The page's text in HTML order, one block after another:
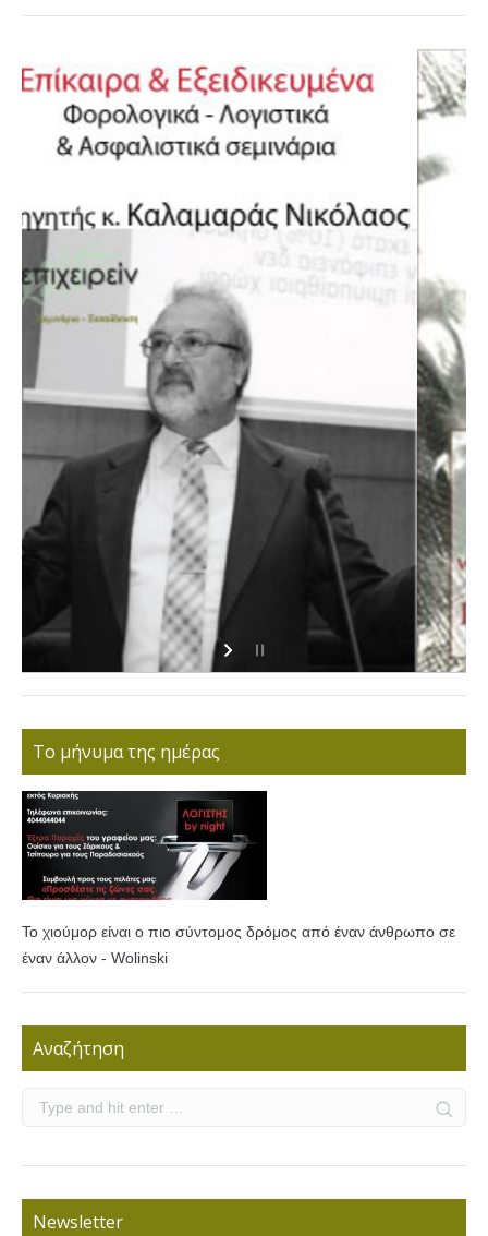
Το μήνυμα της ημέρας
Το χιούμορ είναι ο πιο σύντομος δρόμος από έναν άνθρωπο σε
έναν άλλον - Wolinski
Αναζήτηση
Newsletter